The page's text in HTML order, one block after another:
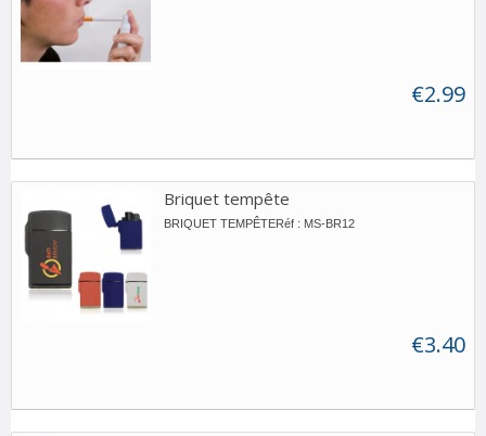
€2.99
Briquet tempête
BRIQUET TEMPÊTERéf : MS-BR12
€3.40